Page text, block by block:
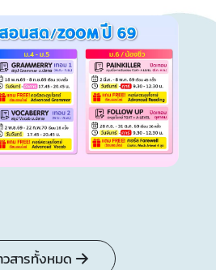
สารทั้งหมด